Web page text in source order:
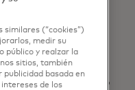
con
internacionales y
en el Servicio
en el Ejército
Ron trabajó
y fraude. Fue uno
similares (“cookies”)
medir su
público y realzar la
sitios, también
publicidad basada en
intereses de los